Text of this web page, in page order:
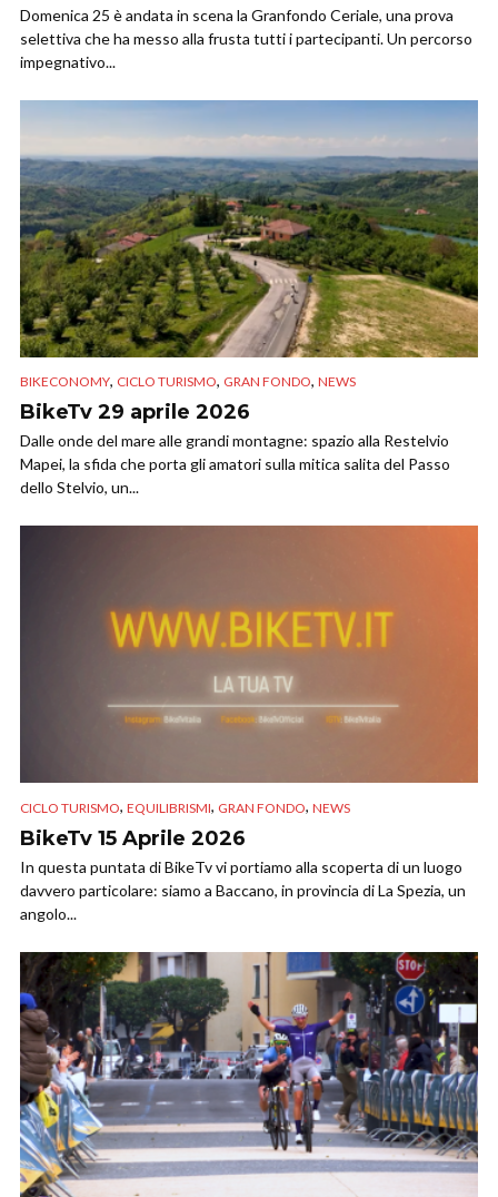
Domenica 25 è andata in scena la Granfondo Ceriale, una prova
selettiva che ha messo alla frusta tutti i partecipanti. Un percorso
impegnativo...
BIKECONOMY, CICLO TURISMO, GRAN FONDO, NEWS
BikeTv 29 aprile 2026
Dalle onde del mare alle grandi montagne: spazio alla Restelvio
Mapei, la sfida che porta gli amatori sulla mitica salita del Passo
dello Stelvio, un...
CICLO TURISMO, EQUILIBRISMI, GRAN FONDO, NEWS
BikeTv 15 Aprile 2026
In questa puntata di BikeTv vi portiamo alla scoperta di un luogo
davvero particolare: siamo a Baccano, in provincia di La Spezia, un
angolo...